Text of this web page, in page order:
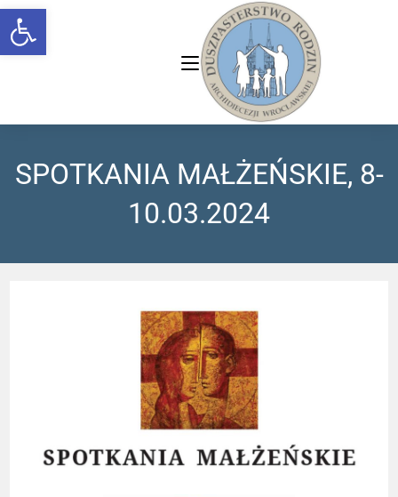
Open toolbar
SPOTKANIA MAŁŻEŃSKIE, 8-
10.03.2024